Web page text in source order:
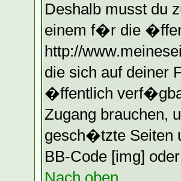
Deshalb musst du
einem f�r die
http://
die sich auf deiner
�ffentlich
Zugang brauchen,
gesch�tzte Seiten
BB-Code [img]
Nach oben